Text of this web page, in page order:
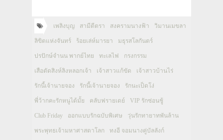
เพลิงบุญ สามีตีตรา สงครามนางฟ้า วิมานเมขลา
ลิขิตแห่งจันทร์ ร้อยเล่ห์มารยา มธุรสโลกันตร์
ปรปักษ์จำนน พากย์ไทย ทะเลไฟ กรงกรรม
เสือตัดสิงห์ลิงหลอกเจ้า เจ้าสาวแก้ขัด เจ้าสาวบ้านไร่
รักนี้เจ้านายจอง รักนี้เจ้านายจอง รักนะเป็ดโง่
พี่ว้ากคะรักหนูได้มั้ย คลับฟรายเดย์ VIP รักซ่อนชู้
Club Friday ออกแบบรักฉบับพิเศษ วุ่นรักทายาทพันล้าน
พระพุทธเจ้ามหาศาสดาโลก ทงอี จอมนางคู่บัลลังก์